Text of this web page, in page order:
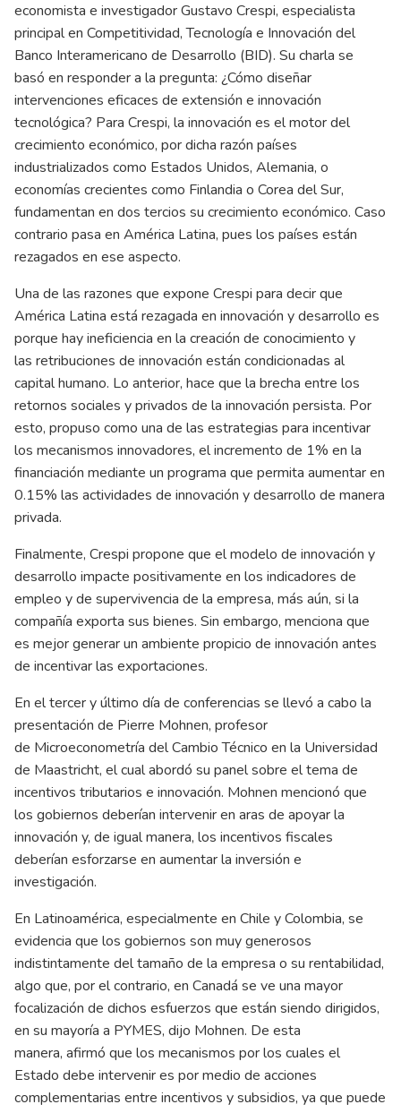
economista e investigador Gustavo Crespi, especialista
principal en Competitividad, Tecnología e Innovación del
Banco Interamericano de Desarrollo (BID). Su charla se
basó en responder a la pregunta: ¿Cómo diseñar
intervenciones eficaces de extensión e innovación
tecnológica? Para Crespi, la innovación es el motor del
crecimiento económico, por dicha razón países
industrializados como Estados Unidos, Alemania, o
economías crecientes como Finlandia o Corea del Sur,
fundamentan en dos tercios su crecimiento económico. Caso
contrario pasa en América Latina, pues los países están
rezagados en ese aspecto.
Una de las razones que expone Crespi para decir que
América Latina está rezagada en innovación y desarrollo es
porque hay ineficiencia en la creación de conocimiento y
las retribuciones de innovación están condicionadas al
capital humano. Lo anterior, hace que la brecha entre los
retornos sociales y privados de la innovación persista. Por
esto, propuso como una de las estrategias para incentivar
los mecanismos innovadores, el incremento de 1% en la
financiación mediante un programa que permita aumentar en
0.15% las actividades de innovación y desarrollo de manera
privada.
Finalmente, Crespi propone que el modelo de innovación y
desarrollo impacte positivamente en los indicadores de
empleo y de supervivencia de la empresa, más aún, si la
compañía exporta sus bienes. Sin embargo, menciona que
es mejor generar un ambiente propicio de innovación antes
de incentivar las exportaciones.
En el tercer y último día de conferencias se llevó a cabo la
presentación de Pierre Mohnen, profesor
de Microeconometría del Cambio Técnico en la Universidad
de Maastricht, el cual abordó su panel sobre el tema de
incentivos tributarios e innovación. Mohnen mencionó que
los gobiernos deberían intervenir en aras de apoyar la
innovación y, de igual manera, los incentivos fiscales
deberían esforzarse en aumentar la inversión e
investigación.
En Latinoamérica, especialmente en Chile y Colombia, se
evidencia que los gobiernos son muy generosos
indistintamente del tamaño de la empresa o su rentabilidad,
algo que, por el contrario, en Canadá se ve una mayor
focalización de dichos esfuerzos que están siendo dirigidos,
en su mayoría a PYMES, dijo Mohnen. De esta
manera, afirmó que los mecanismos por los cuales el
Estado debe intervenir es por medio de acciones
complementarias entre incentivos y subsidios, ya que puede